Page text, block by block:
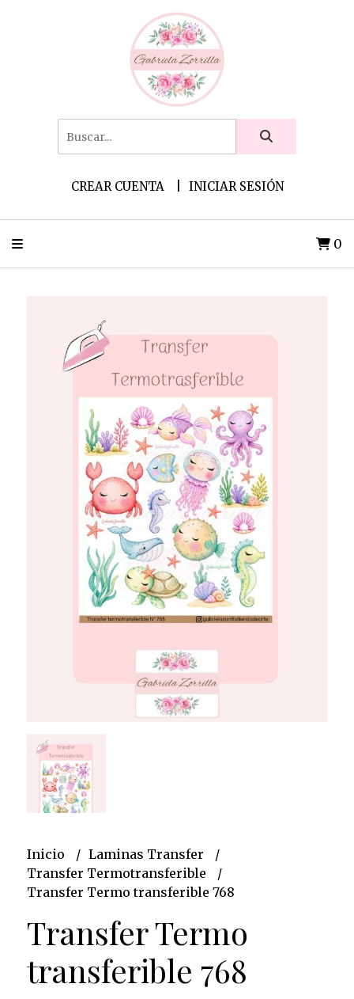
CREAR CUENTA INICIAR SESIÓN
0
Inicio
Laminas Transfer
Transfer Termotransferible
Transfer Termo transferible 768
Transfer Termo
transferible 768